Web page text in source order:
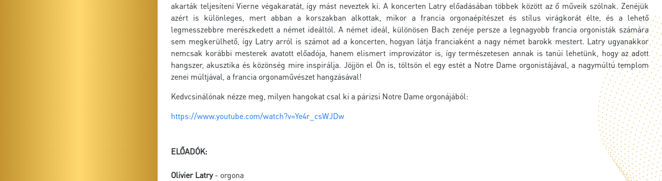
akarták teljesíteni Vierne végakaratát, így mást neveztek ki. A koncerten Latry előadásában többek között az ő műveik szólnak. Zenéjük
azért is különleges, mert abban a korszakban alkottak, mikor a francia orgonaépítészet és stílus virágkorát élte, és a lehető
legmesszebbre merészkedett a német ideáltól. A német ideál, különösen Bach zenéje persze a legnagyobb francia orgonisták számára
sem megkerülhető, így Latry arról is számot ad a koncerten, hogyan látja franciaként a nagy német barokk mestert. Latry ugyanakkor
nemcsak korábbi mesterek avatott előadója, hanem elismert improvizátor is, így természetesen annak is tanúi lehetünk, hogy az adott
hangszer, akusztika és közönség mire inspirálja. Jöjjön el Ön is, töltsön el egy estét a Notre Dame orgonistájával, a nagymúltú templom
zenei múltjával, a francia orgonaművészet hangzásával!
Kedvcsinálónak nézze meg, milyen hangokat csal ki a párizsi Notre Dame orgonájából:
https://www.youtube.com/watch?v=Ye4r_csWJDw
ELŐADÓK:
Olivier Latry- orgona